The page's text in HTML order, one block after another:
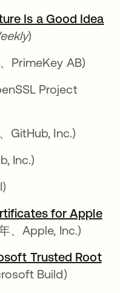
Is a Good Idea
)
で開く
PrimeKey AB)
Project
で開く
GitHub, Inc.)
Inc.)
開く
for Apple
ブで開く
、Apple, Inc.)
Trusted Root
Build)